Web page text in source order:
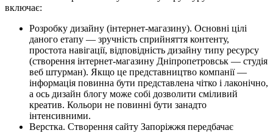
включає:
Розробку дизайну (інтернет-магазину). Основні цілі
даного етапу — зручність сприйняття контенту,
простота навігації, відповідність дизайну типу ресурсу
(створення інтернет-магазину Дніпропетровськ — студія
веб штурман). Якщо це представництво компанії —
інформація повинна бути представлена ​​чітко і лаконічно,
а ось дизайн блогу може собі дозволити сміливий
креатив. Кольори не повинні бути занадто
інтенсивними.
Верстка. Створення сайту Запоріжжя передбачає